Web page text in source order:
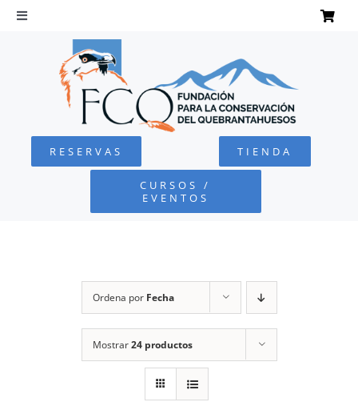
Saltar
Toggle
Navigation
QUEBRANTAHUESOS
FUNDACIÓN
RESERVAS TIENDA
CURSOS /
EVENTOS
Ordena por Fecha
Mostrar24 productos